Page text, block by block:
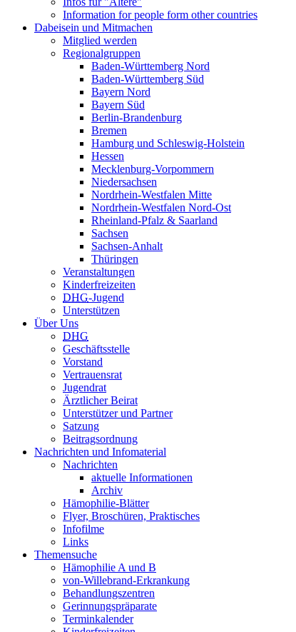
Information for people form other countries
Dabeisein und Mitmachen
Mitglied werden
Regionalgruppen
Baden-Württemberg Nord
Baden-Württemberg Süd
Bayern Nord
Bayern Süd
Berlin-Brandenburg
Bremen
Hamburg und Schleswig-Holstein
Hessen
Mecklenburg-Vorpommern
Niedersachsen
Nordrhein-Westfalen Mitte
Nordrhein-Westfalen Nord-Ost
Rheinland-Pfalz & Saarland
Sachsen
Sachsen-Anhalt
Thüringen
Veranstaltungen
Kinderfreizeiten
DHG-Jugend
Unterstützen
Über Uns
DHG
Geschäftsstelle
Vorstand
Vertrauensrat
Jugendrat
Ärztlicher Beirat
Unterstützer und Partner
Satzung
Beitragsordnung
Nachrichten und Infomaterial
Nachrichten
aktuelle Informationen
Archiv
Hämophilie-Blätter
Flyer, Broschüren, Praktisches
Infofilme
Links
Themensuche
Hämophilie A und B
von-Willebrand-Erkrankung
Behandlungszentren
Gerinnungspräparate
Terminkalender